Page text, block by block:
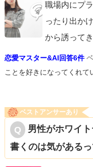
職場内にプ
ったり出か
から誘って
恋愛マスター&AI回答6件
ことを好きになってくれて
ベストアンサーあり
男性がホワイ
書くのは気がある